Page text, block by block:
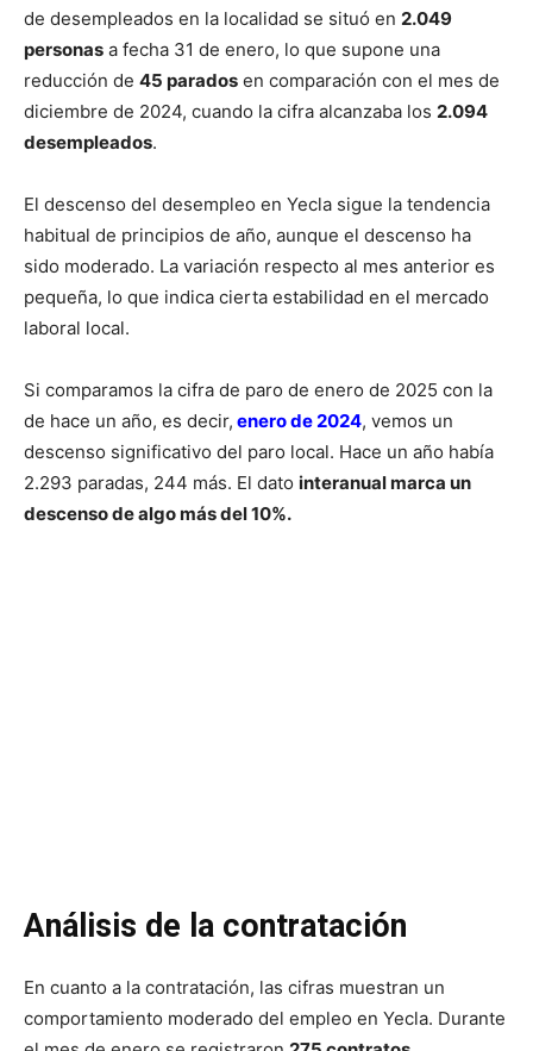
de desempleados en la localidad se situó en 2.049
personas a fecha 31 de enero, lo que supone una
reducción de 45 parados en comparación con el mes de
diciembre de 2024, cuando la cifra alcanzaba los 2.094
desempleados.
El descenso del desempleo en Yecla sigue la tendencia
habitual de principios de año, aunque el descenso ha
sido moderado. La variación respecto al mes anterior es
pequeña, lo que indica cierta estabilidad en el mercado
laboral local.
Si comparamos la cifra de paro de enero de 2025 con la
de hace un año, es decir, enero de 2024, vemos un
descenso significativo del paro local. Hace un año había
2.293 paradas, 244 más. El dato interanual marca un
descenso de algo más del 10%.
Análisis de la contratación
En cuanto a la contratación, las cifras muestran un
comportamiento moderado del empleo en Yecla. Durante